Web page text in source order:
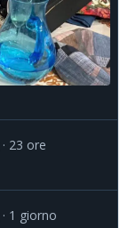
23 ore
1 giorno